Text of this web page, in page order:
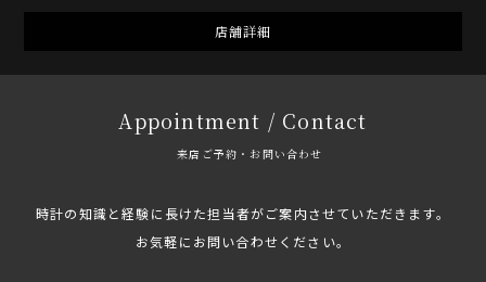
店舗詳細
Appointment / Contact
来店ご予約・お問い合わせ
時計の知識と経験に長けた担当者がご案内させていただきます。
お気軽にお問い合わせください。